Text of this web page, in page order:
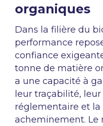
organiques
Dans la filière du
performance
confiance
tonne de matière
a une capacité à
leur traçabilité,
réglementaire et
acheminement. Le